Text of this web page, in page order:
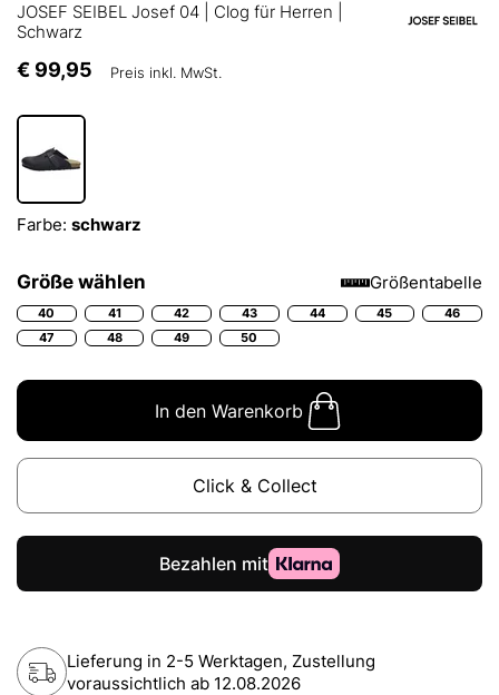
JOSEF SEIBEL Josef 04 | Clog für Herren |
Schwarz
€ 99,95 Preis inkl. MwSt.
Farbe: schwarz
Größe wählen Größentabelle
40 41 42 43 44 45
46
47
48 49 50
In den Warenkorb
Click & Collect
Lieferung in 2-5 Werktagen, Zustellung
voraussichtlich ab 12.08.2026